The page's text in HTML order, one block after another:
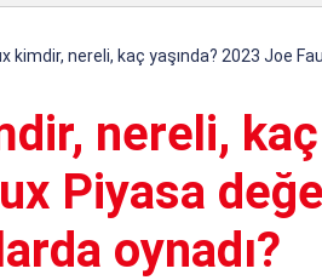
kimdir, nereli, kaç yaşında? 2023 Joe
nereli, kaç
Piyasa
oynadı?